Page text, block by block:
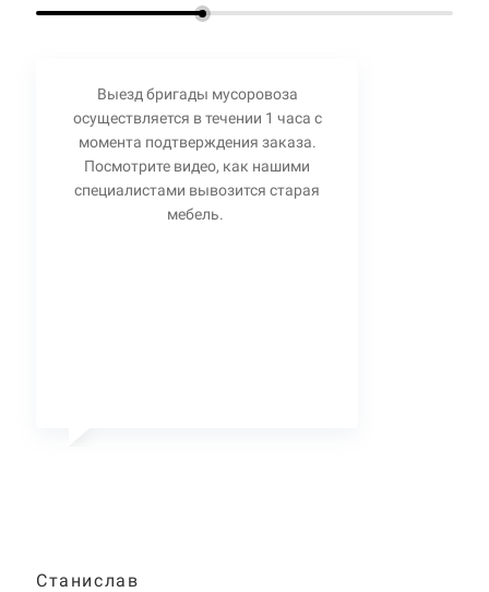
Выезд бригады мусоровоза
осуществляется в течении 1 часа с
момента подтверждения заказа.
Посмотрите видео, как нашими
специалистами вывозится старая
мебель.
Станислав